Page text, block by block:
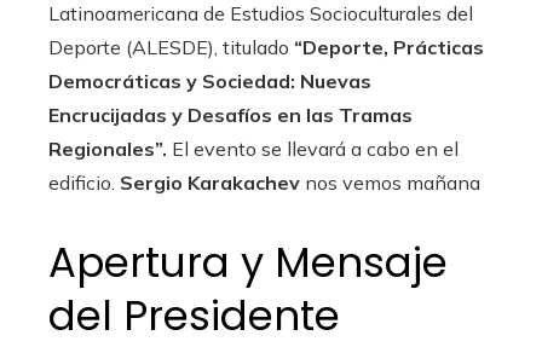
Latinoamericana de Estudios Socioculturales del
Deporte (ALESDE), titulado “Deporte, Prácticas
Democráticas y Sociedad: Nuevas
Encrucijadas y Desafíos en las Tramas
Regionales”. El evento se llevará a cabo en el
edificio. Sergio Karakachev nos vemos mañana
Apertura y Mensaje
del Presidente